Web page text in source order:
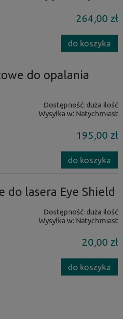
264,00 zł
do koszyka
do opalania
Dostępność: duża ilość
Wysyłka w: Natychmiast
195,00 zł
do koszyka
do lasera Eye Shield
Dostępność: duża ilość
Wysyłka w: Natychmiast
20,00 zł
do koszyka